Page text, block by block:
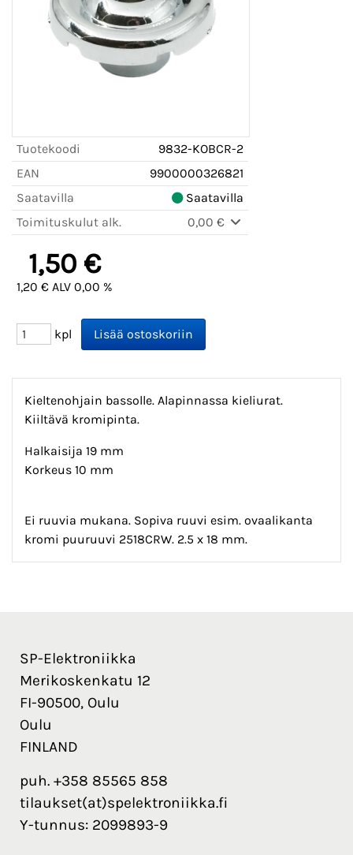
Tuotekoodi
9832-KOBCR-2
EAN
9900000326821
Saatavilla
Saatavilla
Toimituskulut alk.
0,00 €
1,50 €
1,20 € ALV 0,00 %
kpl
Kieltenohjain bassolle. Alapinnassa kieliurat.
Kiiltävä kromipinta.
Halkaisija 19 mm
Korkeus 10 mm
Ei ruuvia mukana. Sopiva ruuvi esim. ovaalikanta
kromi puuruuvi 2518CRW. 2.5 x 18 mm.
SP-Elektroniikka
Merikoskenkatu 12
FI-90500, Oulu
Oulu
FINLAND
puh. +358 85565 858
tilaukset(at)spelektroniikka.fi
Y-tunnus: 2099893-9